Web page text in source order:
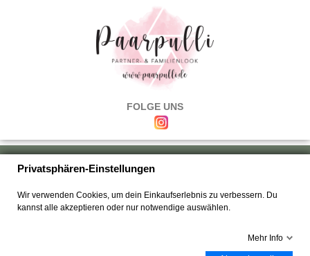
FOLGE UNS
Über uns|Versand & Zahlung|Umtausch & Rückgabe
Kontakt
Privatsphären-Einstellungen
Wir verwenden Cookies, um dein Einkaufserlebnis zu verbessern. Du
kannst alle akzeptieren oder nur notwendige auswählen.
Mehr Info